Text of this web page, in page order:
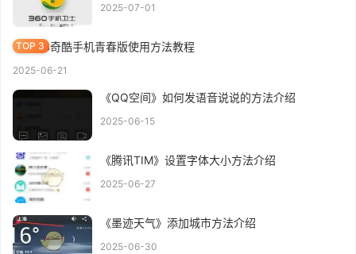
2025-07-01
360OS奇酷手机青春版使用方法教程
2025-06-21
《QQ空间》如何发语音说说的方法介绍
2025-06-15
《腾讯TIM》设置字体大小方法介绍
2025-06-27
《墨迹天气》添加城市方法介绍
2025-06-30